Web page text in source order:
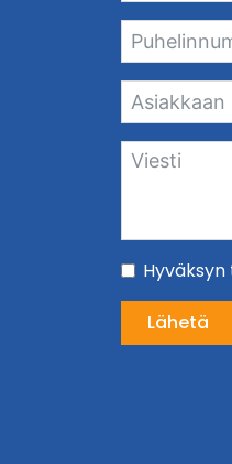
Lähetä